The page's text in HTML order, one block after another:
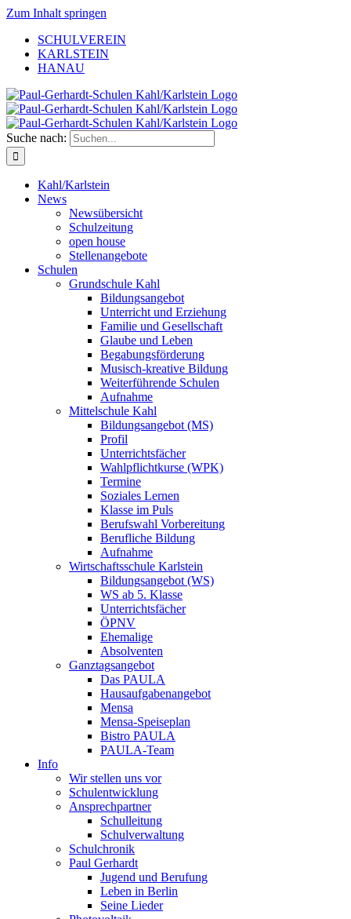
Zum Inhalt springen
SCHULVEREIN
KARLSTEIN
HANAU
Suche nach:
Kahl/Karlstein
News
Newsübersicht
Schulzeitung
open house
Stellenangebote
Schulen
Grundschule Kahl
Bildungsangebot
Unterricht und Erziehung
Familie und Gesellschaft
Glaube und Leben
Begabungsförderung
Musisch-kreative Bildung
Weiterführende Schulen
Aufnahme
Mittelschule Kahl
Bildungsangebot (MS)
Profil
Unterrichtsfächer
Wahlpflichtkurse (WPK)
Termine
Soziales Lernen
Klasse im Puls
Berufswahl Vorbereitung
Berufliche Bildung
Aufnahme
Wirtschaftsschule Karlstein
Bildungsangebot (WS)
WS ab 5. Klasse
Unterrichtsfächer
ÖPNV
Ehemalige
Absolventen
Ganztagsangebot
Das PAULA
Hausaufgabenangebot
Mensa
Mensa-Speiseplan
Bistro PAULA
PAULA-Team
Info
Wir stellen uns vor
Schulentwicklung
Ansprechpartner
Schulleitung
Schulverwaltung
Schulchronik
Paul Gerhardt
Jugend und Berufung
Leben in Berlin
Seine Lieder